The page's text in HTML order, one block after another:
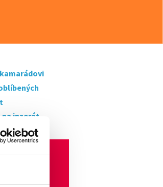
inzerát